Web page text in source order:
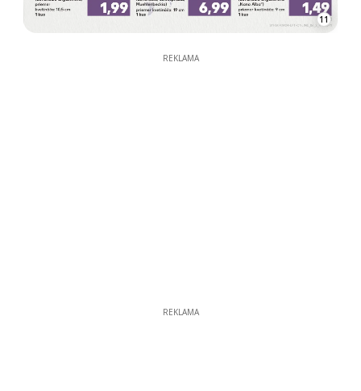
11
REKLAMA
REKLAMA